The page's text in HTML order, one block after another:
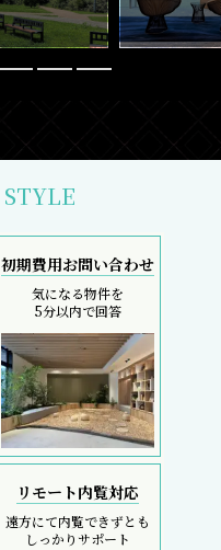
STYLE
初期費用お問い合わせ
気になる物件を
5分以内で回答
リモート内覧対応
遠方にて内覧できずとも
しっかりサポート